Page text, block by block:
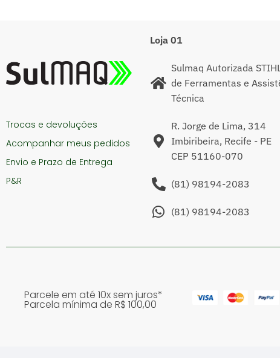
Trocas e devoluções
Acompanhar meus pedidos
Envio e Prazo de Entrega
P&R
Loja 01
Sulmaq Autorizada
de Ferramentas e
Técnica
R. Jorge de Lima, 314
Imbiribeira, Recife - PE
CEP 51160-070
(81) 98194-2083
(81) 98194-2083
Parcele em até 10x sem juros*
Parcela mínima de R$ 100,00